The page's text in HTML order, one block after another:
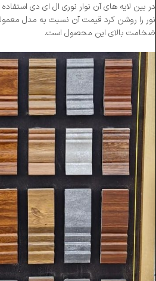
در بین لایه های آن نوار نوری ال ای دی
نور را روشن کرد قیمت آن نسبت به مدل
ضخامت بالای این محصول است.